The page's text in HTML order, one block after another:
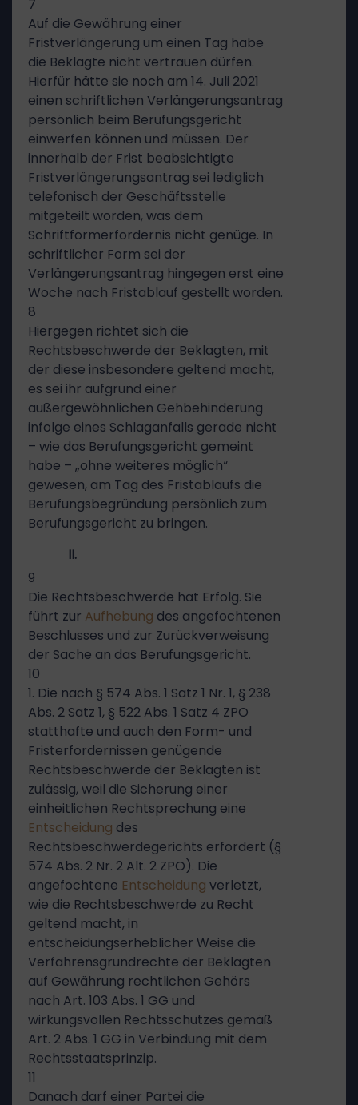
7
Auf die Gewährung einer
Fristverlängerung um einen Tag habe
die Beklagte nicht vertrauen dürfen.
Hierfür hätte sie noch am 14. Juli 2021
einen schriftlichen Verlängerungsantrag
persönlich beim Berufungsgericht
einwerfen können und müssen. Der
innerhalb der Frist beabsichtigte
Fristverlängerungsantrag sei lediglich
telefonisch der Geschäftsstelle
mitgeteilt worden, was dem
Schriftformerfordernis nicht genüge. In
schriftlicher Form sei der
Verlängerungsantrag hingegen erst eine
Woche nach Fristablauf gestellt worden.
8
Hiergegen richtet sich die
Rechtsbeschwerde der Beklagten, mit
der diese insbesondere geltend macht,
es sei ihr aufgrund einer
außergewöhnlichen Gehbehinderung
infolge eines Schlaganfalls gerade nicht
– wie das Berufungsgericht gemeint
habe – „ohne weiteres möglich“
gewesen, am Tag des Fristablaufs die
Berufungsbegründung persönlich zum
Berufungsgericht zu bringen.
II.
9
Die Rechtsbeschwerde hat Erfolg. Sie
führt zur Aufhebung des angefochtenen
Beschlusses und zur Zurückverweisung
der Sache an das Berufungsgericht.
10
1. Die nach § 574 Abs. 1 Satz 1 Nr. 1, § 238
Abs. 2 Satz 1, § 522 Abs. 1 Satz 4 ZPO
statthafte und auch den Form- und
Fristerfordernissen genügende
Rechtsbeschwerde der Beklagten ist
zulässig, weil die Sicherung einer
einheitlichen Rechtsprechung eine
Entscheidung des
Rechtsbeschwerdegerichts erfordert (§
574 Abs. 2 Nr. 2 Alt. 2 ZPO). Die
angefochtene Entscheidung verletzt,
wie die Rechtsbeschwerde zu Recht
geltend macht, in
entscheidungserheblicher Weise die
Verfahrensgrundrechte der Beklagten
auf Gewährung rechtlichen Gehörs
nach Art. 103 Abs. 1 GG und
wirkungsvollen Rechtsschutzes gemäß
Art. 2 Abs. 1 GG in Verbindung mit dem
Rechtsstaatsprinzip.
11
Danach darf einer Partei die